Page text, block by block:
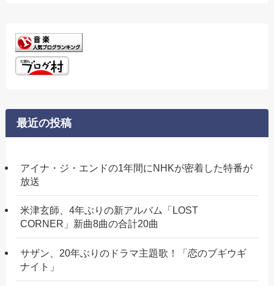
最近の投稿
アイナ・ジ・エンドの1年間にNHKが密着した特番が
放送
米津玄師、4年ぶりの新アルバム「LOST
CORNER」新曲8曲の合計20曲
サザン、20年ぶりのドラマ主題歌！「恋のブギウギ
ナイト」